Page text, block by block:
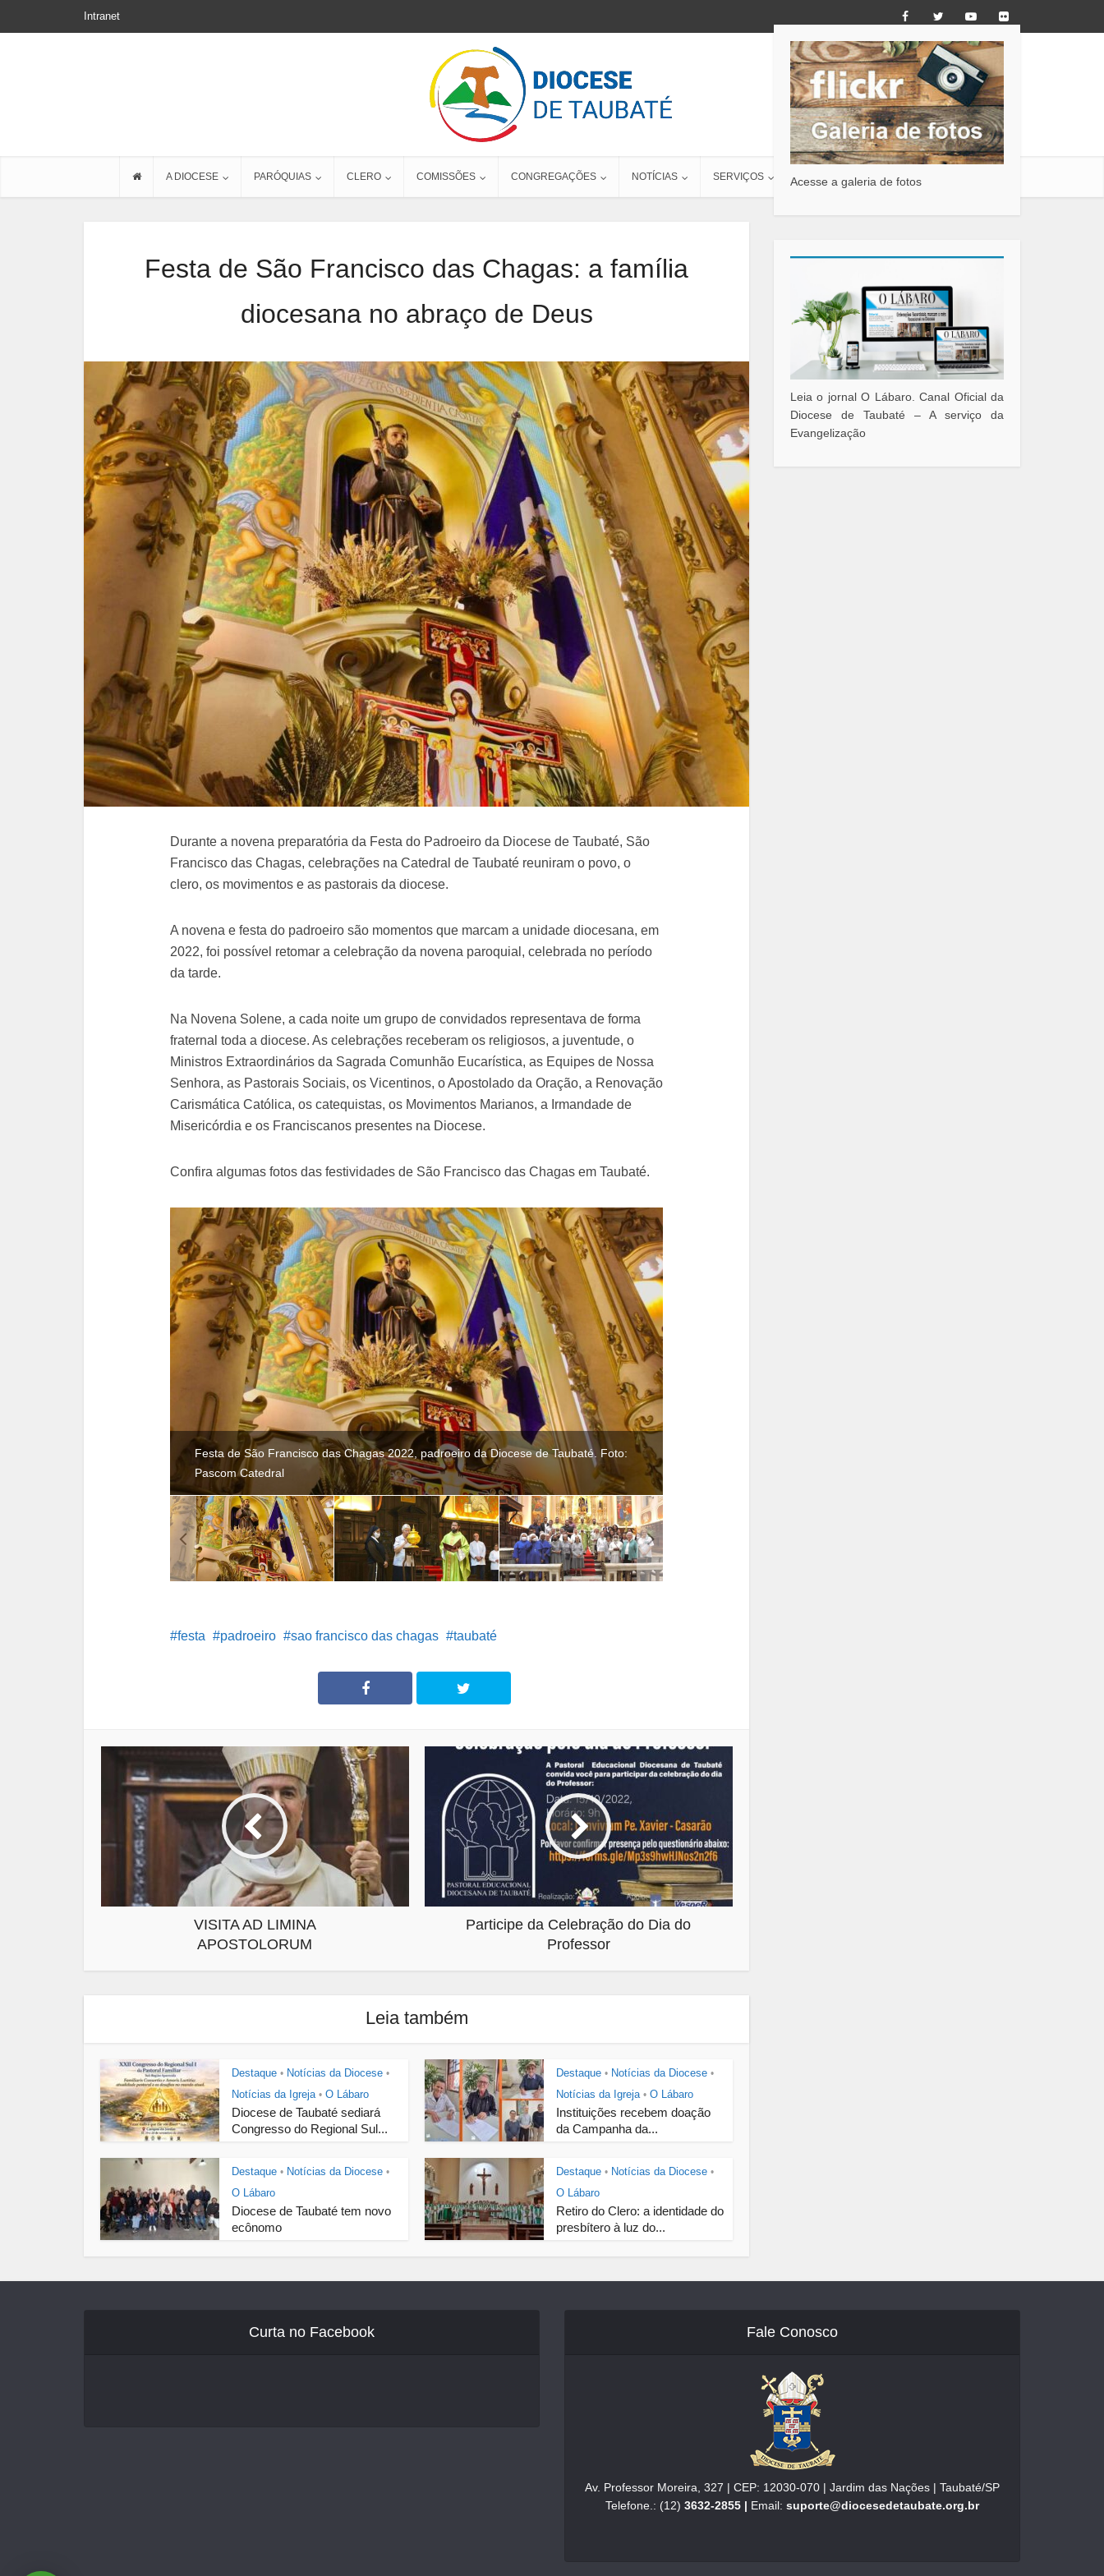
Intranet
A DIOCESE PARÓQUIAS CLERO COMISSÕES CONGREGAÇÕES NOTÍCIAS SERVIÇOS CONTATO
Festa de São Francisco das Chagas: a família
diocesana no abraço de Deus
Durante a novena preparatória da Festa do Padroeiro da Diocese de Taubaté, São
Francisco das Chagas, celebrações na Catedral de Taubaté reuniram o povo, o
clero, os movimentos e as pastorais da diocese.
A novena e festa do padroeiro são momentos que marcam a unidade diocesana, em
2022, foi possível retomar a celebração da novena paroquial, celebrada no período
da tarde.
Na Novena Solene, a cada noite um grupo de convidados representava de forma
fraternal toda a diocese. As celebrações receberam os religiosos, a juventude, o
Ministros Extraordinários da Sagrada Comunhão Eucarística, as Equipes de Nossa
Senhora, as Pastorais Sociais, os Vicentinos, o Apostolado da Oração, a Renovação
Carismática Católica, os catequistas, os Movimentos Marianos, a Irmandade de
Misericórdia e os Franciscanos presentes na Diocese.
Confira algumas fotos das festividades de São Francisco das Chagas em Taubaté.
Festa de São Francisco das Chagas 2022, padroeiro da Diocese de Taubaté. Foto:
Pascom Catedral
festa padroeiro sao francisco das chagas taubaté
VISITA AD LIMINA
APOSTOLORUM
Participe da Celebração do Dia do
Professor
Leia também
Destaque • Notícias da Diocese •
Notícias da Igreja • O Lábaro
Diocese de Taubaté sediará
Congresso do Regional Sul...
Destaque • Notícias da Diocese •
Notícias da Igreja • O Lábaro
Instituições recebem doação
da Campanha da...
Destaque • Notícias da Diocese •
O Lábaro
Diocese de Taubaté tem novo
ecônomo
Destaque • Notícias da Diocese •
O Lábaro
Retiro do Clero: a identidade do
presbítero à luz do...
Acesse a galeria de fotos
Leia o jornal O Lábaro. Canal Oficial da
Diocese de Taubaté – A serviço da
Evangelização
Curta no Facebook Fale Conosco
Av. Professor Moreira, 327 | CEP: 12030-070 | Jardim das Nações | Taubaté/SP
Telefone.: (12) 3632-2855 | Email: suporte@diocesedetaubate.org.br